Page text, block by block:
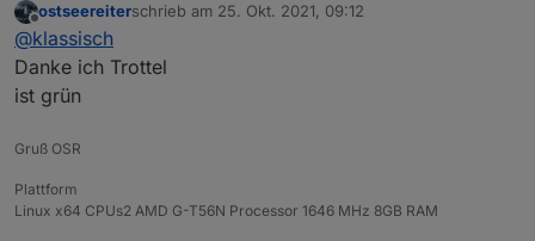
Also beispielsweise
Offline
ostseereiterschrieb am 25. Okt. 2021, 09:12
zuletzt editiert von
@klassisch
Danke ich Trottel
ist grün
Gruß OSR
Plattform
Linux x64 CPUs2 AMD G-T56N Processor 1646 MHz 8GB RAM